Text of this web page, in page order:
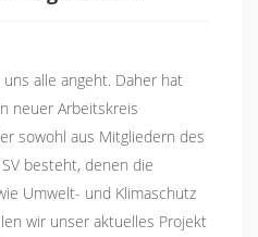
alle angeht. Daher hat
neuer Arbeitskreis
sowohl aus Mitgliedern des
besteht, denen die
Umwelt- und Klimaschutz
wir unser aktuelles Projekt